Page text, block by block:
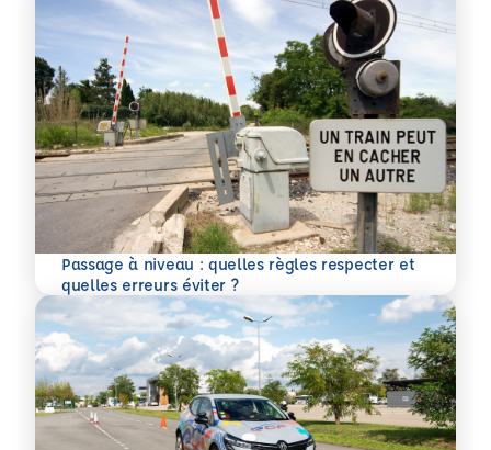
Passage à niveau : quelles règles respecter et
quelles erreurs éviter ?
En savoir plus